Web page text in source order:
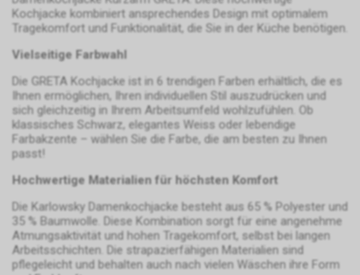
Kochjacke kombiniert ansprechendes Design mit optimalem
Tragekomfort und Funktionalität, die Sie in der Küche benötigen.
Vielseitige Farbwahl
Die GRETA Kochjacke ist in 6 trendigen Farben erhältlich, die es
Ihnen ermöglichen, Ihren individuellen Stil auszudrücken und
sich gleichzeitig in Ihrem Arbeitsumfeld wohlzufühlen. Ob
klassisches Schwarz, elegantes Weiss oder lebendige
Farbakzente – wählen Sie die Farbe, die am besten zu Ihnen
passt!
Hochwertige Materialien für höchsten Komfort
Die Karlowsky Damenkochjacke besteht aus 65 % Polyester und
35 % Baumwolle. Diese Kombination sorgt für eine angenehme
Atmungsaktivität und hohen Tragekomfort, selbst bei langen
Arbeitsschichten. Die strapazierfähigen Materialien sind
pflegeleicht und behalten auch nach vielen Wäschen ihre Form
Internetauftritts.
Falls Sie auf eine von Google
eingesetzte Conversion-
Tracking ein Cookie auf Ihrem
Endgerät. Diese sog.
Conversion-Cookies verlieren
nicht Ihrer persönlichen
Identifikation.
Sofern das Cookie noch gültig
ist und Sie eine bestimmte Seite
unseres Internetauftritts
besuchen, können sowohl wir